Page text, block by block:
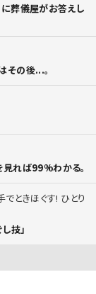
に葬儀屋がお答えし
その後...。
れば99%わかる。
ときほぐす! ひとり
技」